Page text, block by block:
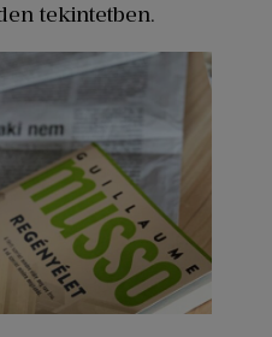
tekintetben.